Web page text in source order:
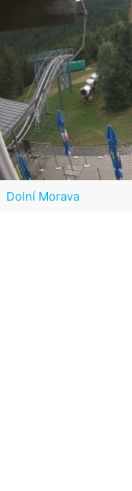
Dolní Morava